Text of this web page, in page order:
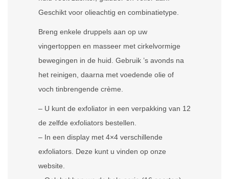
Geschikt voor olieachtig en combinatietype.
Breng enkele druppels aan op uw
vingertoppen en masseer met cirkelvormige
bewegingen in de huid. Gebruik ’s avonds na
het reinigen, daarna met voedende olie of
voch tinbrengende crème.
– U kunt de exfoliator in een verpakking van 12
de zelfde exfoliators bestellen.
– In een display met 4×4 verschillende
exfoliators. Deze kunt u vinden op onze
website.